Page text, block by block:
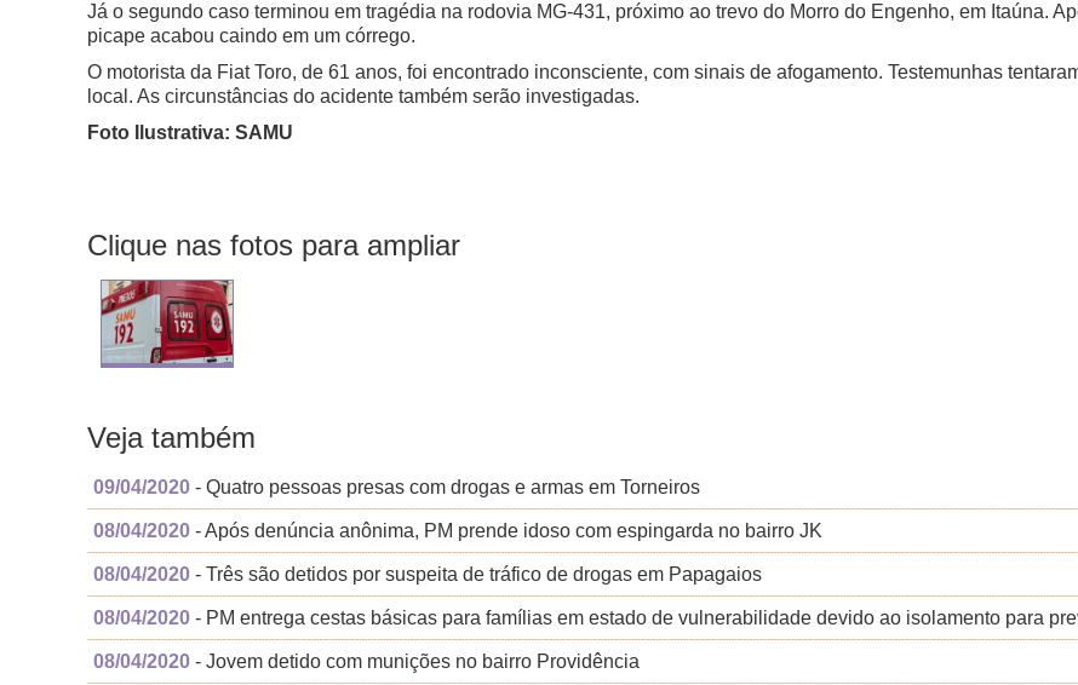
Já o segundo caso terminou em tragédia na rodovia MG-431, próximo ao trevo do Morro do Engenho, em Itaúna.
picape acabou caindo em um córrego.
O motorista da Fiat Toro, de 61 anos, foi encontrado inconsciente, com sinais de afogamento. Testemunhas
local. As circunstâncias do acidente também serão investigadas.
Foto Ilustrativa: SAMU
Clique nas fotos para ampliar
Veja também
09/04/2020 - Quatro pessoas presas com drogas e armas em Torneiros
08/04/2020 - Após denúncia anônima, PM prende idoso com espingarda no bairro JK
08/04/2020 - Três são detidos por suspeita de tráfico de drogas em Papagaios
08/04/2020 - PM entrega cestas básicas para famílias em estado de vulnerabilidade devido ao isolamento para
08/04/2020 - Jovem detido com munições no bairro Providência